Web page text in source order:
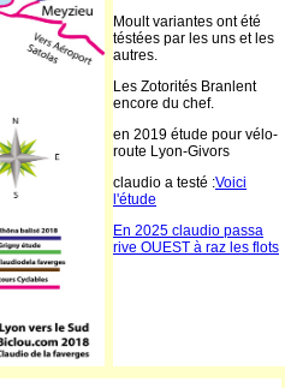
Moult variantes ont été
téstées par les uns et les
autres.
Les Zotorités Branlent
encore du chef.
en 2019 étude pour vélo-
route Lyon-Givors
claudio a testé :Voici
l'étude
En 2025 claudio passa
rive OUEST à raz les flots